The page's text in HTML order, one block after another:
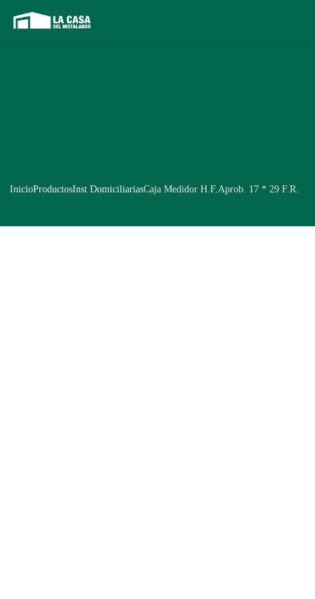
InicioProductosInst DomiciliariasCaja Medidor H.F.Aprob. 17 * 29 F.R.